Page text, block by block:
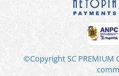
©Copyright SC PREMIUM